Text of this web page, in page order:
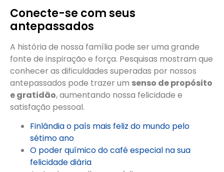
Conecte-se com seus
antepassados
A história de nossa família pode ser uma grande
fonte de inspiração e força. Pesquisas mostram que
conhecer as dificuldades superadas por nossos
antepassados pode trazer um senso de propósito
e gratidão, aumentando nossa felicidade e
satisfação pessoal.
Finlândia o país mais feliz do mundo pelo
sétimo ano
O poder químico do café especial na sua
felicidade diária